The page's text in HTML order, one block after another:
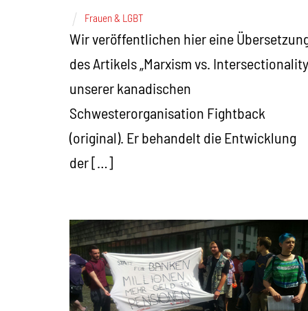
Frauen & LGBT
Wir veröffentlichen hier eine
des Artikels „Marxism vs.
unserer kanadischen
Schwesterorganisation Fightback
(original). Er behandelt die Entwicklung
der […]